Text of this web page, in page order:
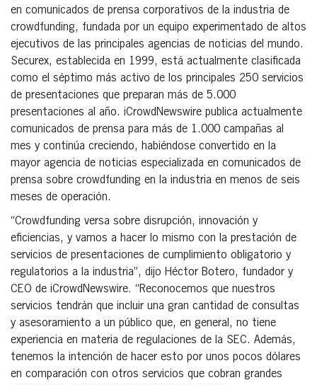
en comunicados de prensa corporativos de la industria de
crowdfunding, fundada por un equipo experimentado de altos
ejecutivos de las principales agencias de noticias del mundo.
Securex, establecida en 1999, está actualmente clasificada
como el séptimo más activo de los principales 250 servicios
de presentaciones que preparan más de 5.000
presentaciones al año. iCrowdNewswire publica actualmente
comunicados de prensa para más de 1.000 campañas al
mes y continúa creciendo, habiéndose convertido en la
mayor agencia de noticias especializada en comunicados de
prensa sobre crowdfunding en la industria en menos de seis
meses de operación.
“Crowdfunding versa sobre disrupción, innovación y
eficiencias, y vamos a hacer lo mismo con la prestación de
servicios de presentaciones de cumplimiento obligatorio y
regulatorios a la industria”, dijo Héctor Botero, fundador y
CEO de iCrowdNewswire. “Reconocemos que nuestros
servicios tendrán que incluir una gran cantidad de consultas
y asesoramiento a un público que, en general, no tiene
experiencia en materia de regulaciones de la SEC. Además,
tenemos la intención de hacer esto por unos pocos dólares
en comparación con otros servicios que cobran grandes